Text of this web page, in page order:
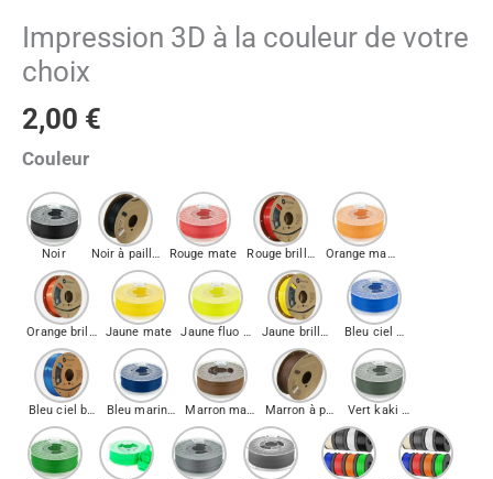
Impression 3D à la couleur de votre
choix
2,00 €
Couleur
Noir Noir à paillettesRouge mate Rouge brillant Orange mate
Orange brillantJaune mate Jaune fluo mateJaune brillant Bleu ciel mate
Bleu ciel brillantBleu marine mateMarron mate Marron à pailletteVert kaki mate